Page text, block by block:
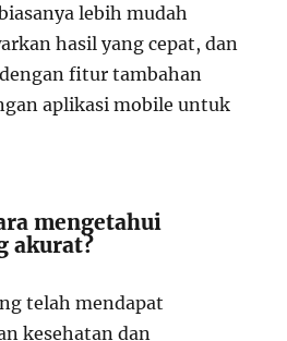
lebih mudah
hasil yang cepat, dan
fitur tambahan
aplikasi mobile untuk
mengetahui
akurat?
telah mendapat
kesehatan dan